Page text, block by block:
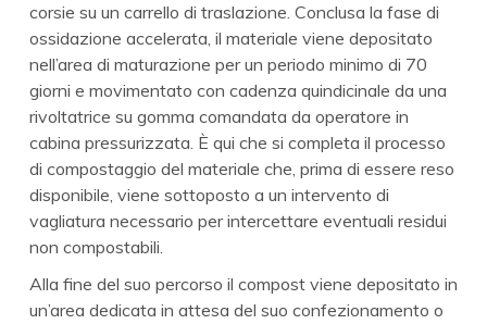
corsie su un carrello di traslazione. Conclusa la fase di
ossidazione accelerata, il materiale viene depositato
nell’area di maturazione per un periodo minimo di 70
giorni e movimentato con cadenza quindicinale da una
rivoltatrice su gomma comandata da operatore in
cabina pressurizzata. È qui che si completa il processo
di compostaggio del materiale che, prima di essere reso
disponibile, viene sottoposto a un intervento di
vagliatura necessario per intercettare eventuali residui
non compostabili.
Alla fine del suo percorso il compost viene depositato in
un’area dedicata in attesa del suo confezionamento o